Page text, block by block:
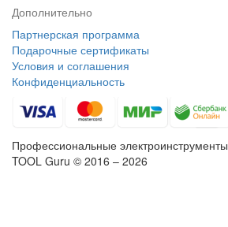
Дополнительно
Партнерская программа
Подарочные сертификаты
Условия и соглашения
Конфиденциальность
Профессиональные электроинструменты
TOOL Guru © 2016 – 2026